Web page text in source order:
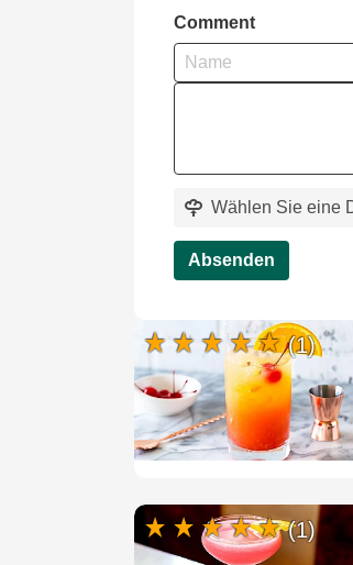
Comment
Wählen Sie eine
Absenden
(1)
(1)